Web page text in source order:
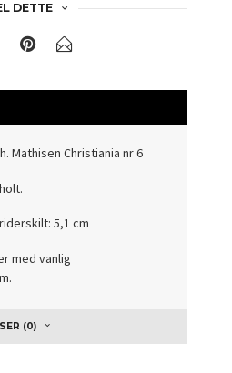
DETTE
Mathisen Christiania nr 6
5,1 cm
med vanlig
(0)